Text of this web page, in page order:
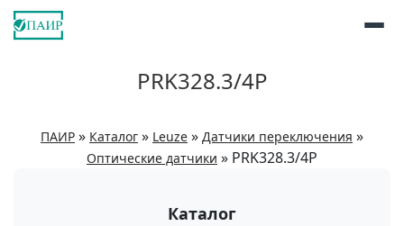
PRK328.3/4P
ПАИР » Каталог » Leuze » Датчики переключения »
Оптические датчики » PRK328.3/4P
Каталог